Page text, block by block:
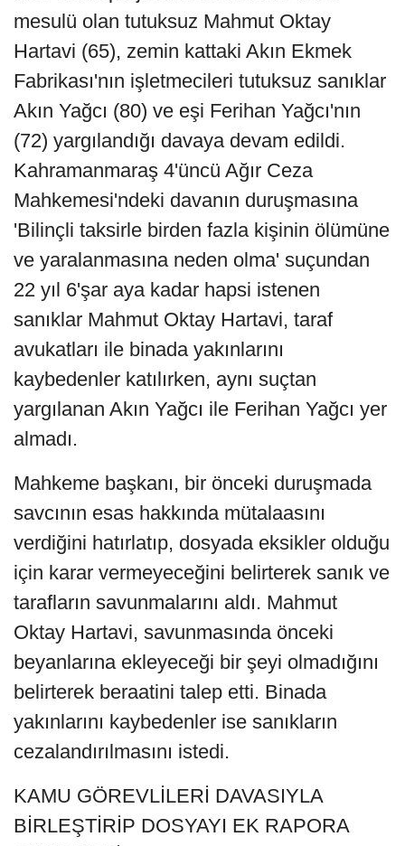
mesulü olan tutuksuz Mahmut Oktay
Hartavi (65), zemin kattaki Akın Ekmek
Fabrikası'nın işletmecileri tutuksuz sanıklar
Akın Yağcı (80) ve eşi Ferihan Yağcı'nın
(72) yargılandığı davaya devam edildi.
Kahramanmaraş 4'üncü Ağır Ceza
Mahkemesi'ndeki davanın duruşmasına
'Bilinçli taksirle birden fazla kişinin ölümüne
ve yaralanmasına neden olma' suçundan
22 yıl 6'şar aya kadar hapsi istenen
sanıklar Mahmut Oktay Hartavi, taraf
avukatları ile binada yakınlarını
kaybedenler katılırken, aynı suçtan
yargılanan Akın Yağcı ile Ferihan Yağcı yer
almadı.
Mahkeme başkanı, bir önceki duruşmada
savcının esas hakkında mütalaasını
verdiğini hatırlatıp, dosyada eksikler olduğu
için karar vermeyeceğini belirterek sanık ve
tarafların savunmalarını aldı. Mahmut
Oktay Hartavi, savunmasında önceki
beyanlarına ekleyeceği bir şeyi olmadığını
belirterek beraatini talep etti. Binada
yakınlarını kaybedenler ise sanıkların
cezalandırılmasını istedi.
KAMU GÖREVLİLERİ DAVASIYLA
BİRLEŞTİRİP DOSYAYI EK RAPORA